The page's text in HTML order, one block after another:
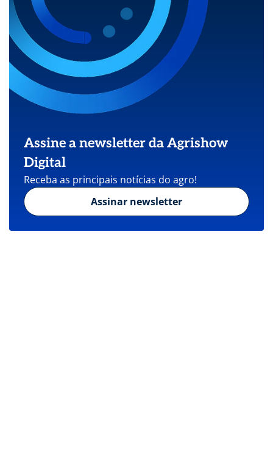
Assine a newsletter da Agrishow
Digital
Receba as principais notícias do agro!
Assinar newsletter